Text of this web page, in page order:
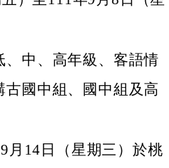
中、高年級、客語情
國中組、國中組及高
月14日（星期三）於桃